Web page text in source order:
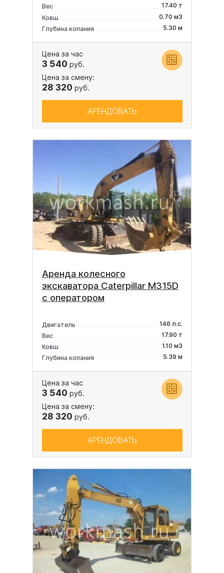
Вес
17.40 т
Ковш
0.70 м3
Глубина копания
5.30 м
Цена за час
3 540 руб.
Цена за смену:
28 320 руб.
АРЕНДОВАТЬ
Аренда колесного
экскаватора Caterpillar М315D
с оператором
Двигатель
146 л.с.
Вес
17.90 т
Ковш
1.10 м3
Глубина копания
5.39 м
Цена за час
3 540 руб.
Цена за смену:
28 320 руб.
АРЕНДОВАТЬ